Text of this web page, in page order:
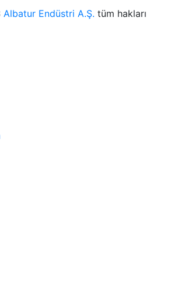
Albatur Endüstri A.Ş. tüm hakları